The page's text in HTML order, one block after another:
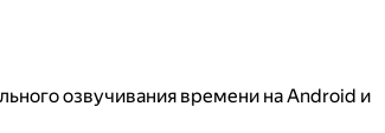
озвучивания времени на Android и